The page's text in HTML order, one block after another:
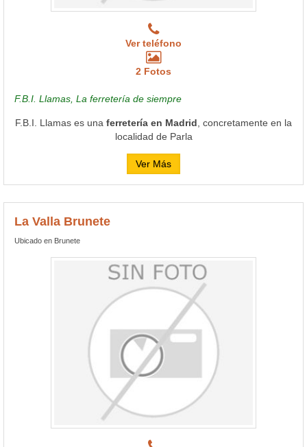
Ver teléfono
2 Fotos
F.B.I. Llamas, La ferretería de siempre
F.B.I. Llamas es una ferretería en Madrid , concretamente en la
localidad de Parla
Ver Más
La Valla Brunete
Ubicado en Brunete